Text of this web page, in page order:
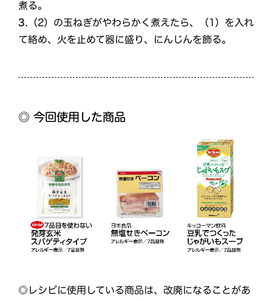
煮る。
3. （2）の玉ねぎがやわらかく煮えたら、（1）を入れ
て絡め、火を止めて器に盛り、にんじんを飾る。
◎ 今回使用した商品
◎レシピに使用している商品は、改廃になることがあ